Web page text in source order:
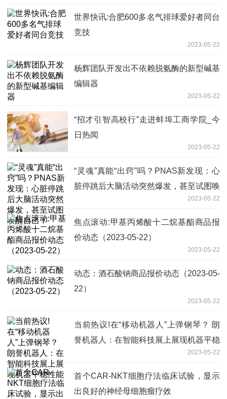
世界快讯:合肥600多名气排球爱好者同台
竞技
2023-05-22
杨辉团队开发出不依赖脱氨酶的新型碱基
编辑器
2023-05-22
“招才引智高校行”走进蚌埠工商学院_今
日热闻
2023-05-22
“灵魂”真能“出窍”吗？PNAS新发现：心
脏停跳后大脑活动突然爆发，甚至试图唤
2023-05-22
焦点滚动:甲基丙烯酸十二烷基酯商品报
价动态（2023-05-22）
2023-05-22
动态：酒石酸钠商品报价动态（2023-05-
22）
2023-05-22
当前热议!在“移动机器人”上弹钢琴？ 朗
誉机器人：在智能科技展上展现机器平稳
2023-05-22
首个CAR-NKT细胞疗法临床试验，显示
出良好的神经母细胞瘤疗效